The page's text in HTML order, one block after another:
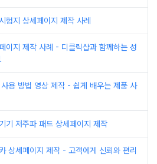
험지 상세페이지 제작 사례
이지 제작 사례 - 디클릭샵과 함께하는 성
용 방법 영상 제작 - 쉽게 배우는 제품 사
기 저주파 패드 상세페이지 제작
상세페이지 제작 - 고객에게 신뢰와 편리